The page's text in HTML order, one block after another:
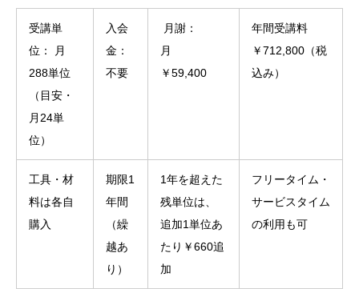
受講単
位： 月
288単位
（目安・
月24単
位）
入会
金：
不要
月謝：
月
￥59,400
年間受講料
￥712,800（税
込み）
工具・材
料は各自
購入
期限1
年間
（繰
越あ
り）
1年を超えた
残単位は、
追加1単位あ
たり￥660追
加
フリータイム・
サービスタイム
の利用も可